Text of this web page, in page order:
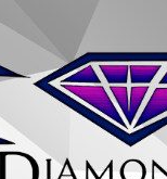
VIATURAS